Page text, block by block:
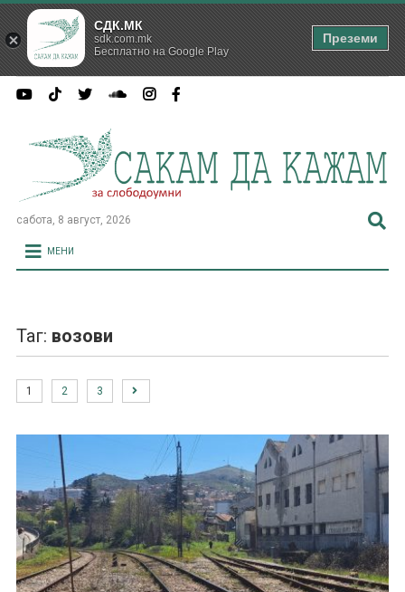
сабота, 8 август, 2026
МЕНИ
Таг: возови
1 2 3
СДК.МК
sdk.com.mk
Бесплатно на Google Play
Преземи